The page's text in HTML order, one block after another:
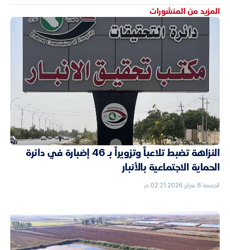
المزيد من المنشورات
النزاهة تضبط تلاعباً وتزويراً بـ 46 إضبارة في دائرة
الحماية الاجتماعية بالأنبار
الجمعة 6 فبراير 2026 02:21 م